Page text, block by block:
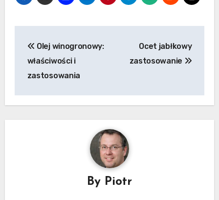
wpisu
Olej winogronowy:
właściwości i
zastosowania
Ocet jabłkowy
zastosowanie
By Piotr